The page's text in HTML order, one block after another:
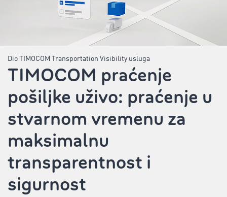
Dio TIMOCOM Transportation Visibility usluga
TIMOCOM praćenje
pošiljke uživo: praćenje u
stvarnom vremenu za
maksimalnu
transparentnost i
sigurnost